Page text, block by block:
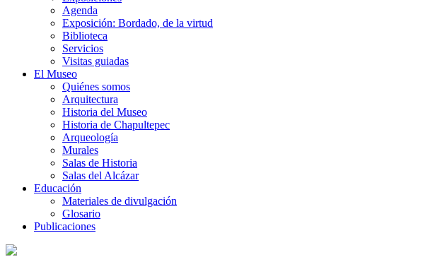
Agenda
Exposición: Bordado, de la virtud
Biblioteca
Servicios
Visitas guiadas
El Museo
Quiénes somos
Arquitectura
Historia del Museo
Historia de Chapultepec
Arqueología
Murales
Salas de Historia
Salas del Alcázar
Educación
Materiales de divulgación
Glosario
Publicaciones